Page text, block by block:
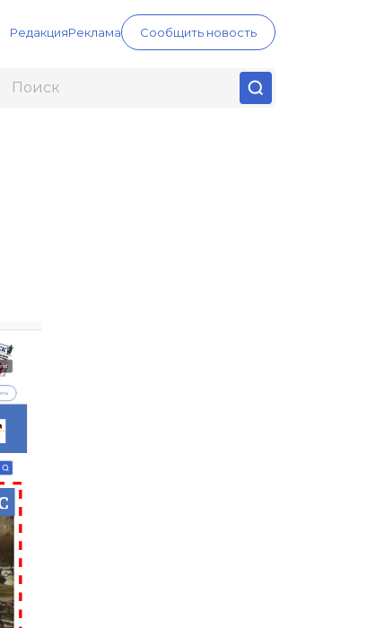
РедакцияРеклама Сообщить новость